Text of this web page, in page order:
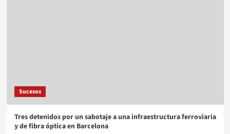
Sucesos
Tres detenidos por un sabotaje a una infraestructura ferroviaria
y de fibra óptica en Barcelona